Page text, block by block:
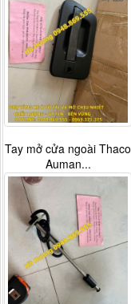
Tay mở cửa ngoài Thaco
Auman...